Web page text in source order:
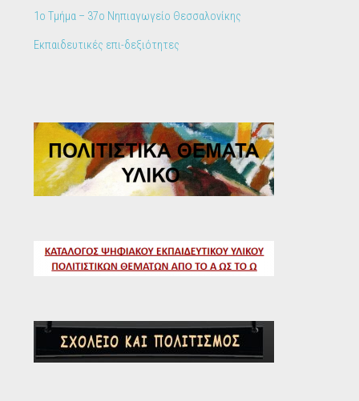
1ο Τμήμα – 37ο Νηπιαγωγείο Θεσσαλονίκης
Εκπαιδευτικές επι-δεξιότητες